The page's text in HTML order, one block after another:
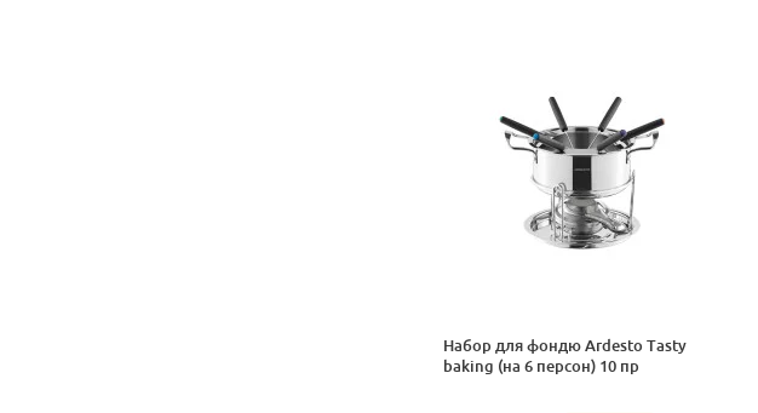
Набор для фондю Ardesto Tasty
baking (на 6 персон) 10 пр